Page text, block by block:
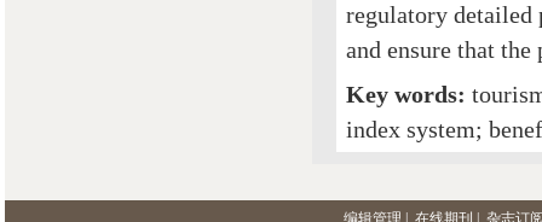
regulatory detailed
and ensure that
Key words:
index system;
编辑管理 在线期刊 杂志订